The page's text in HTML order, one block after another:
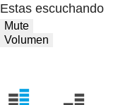
Estas escuchando
Mute
Volumen